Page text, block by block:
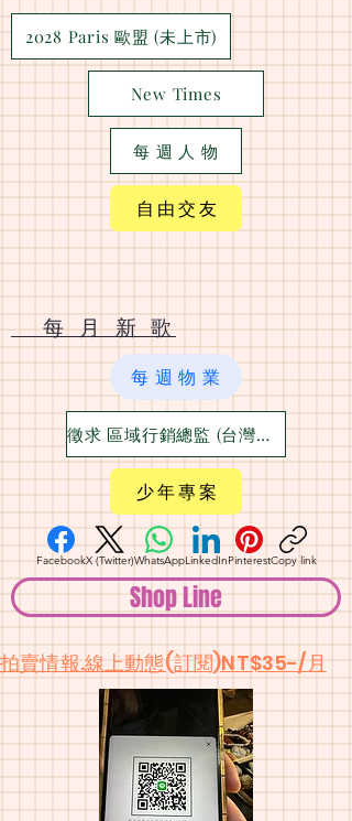
2028 Paris 歐盟 (未上市)
New Times
每 週 人 物
自 由 交 友
​ 每 月 新 歌
每 週 物 業
徵求 區域行銷總監 (台灣六大都)
少 年 專 案
FacebookX (Twitter)WhatsAppLinkedInPinterestCopy link
Shop Line
​拍賣情報.線上動態(訂閱)NT$35-/月